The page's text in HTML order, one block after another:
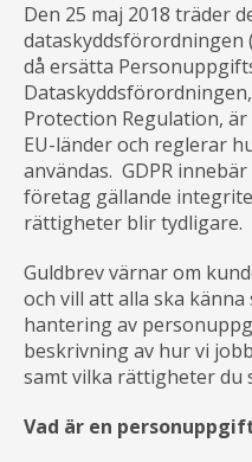
Den 25 maj 2018 träder
dataskyddsförordningen
då ersätta
Protection Regulation,
EU-länder och reglerar
användas. GDPR
företag gällande
rättigheter blir tydligare.
Guldbrev värnar om
och vill att alla ska
hantering av
beskrivning av hur vi
samt vilka rättigheter du
Vad är en